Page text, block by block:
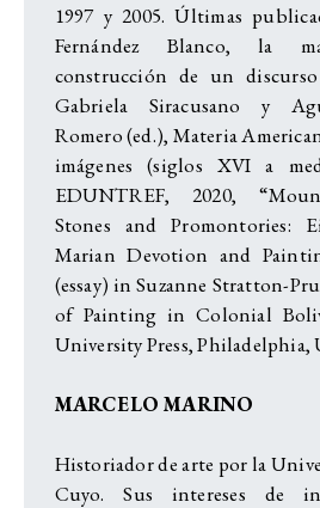
1997 y 2005. Últimas
Fernández Blanco, la
construcción de un
Gabriela Siracusano y
Romero (ed.), Materia
imágenes (siglos XVI a
EDUNTREF, 2020,
Stones and Promontories:
Marian Devotion and
(essay) in Suzanne Stratton-
of Painting in Colonial
University Press, Philadelphia,
MARCELO MARINO
Historiador de arte por la
Cuyo. Sus intereses de